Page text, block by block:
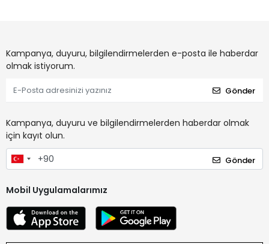
Kampanya, duyuru, bilgilendirmelerden e-posta ile haberdar
olmak istiyorum.
Gönder
Kampanya, duyuru ve bilgilendirmelerden haberdar olmak
için kayıt olun.
Gönder
Mobil Uygulamalarımız